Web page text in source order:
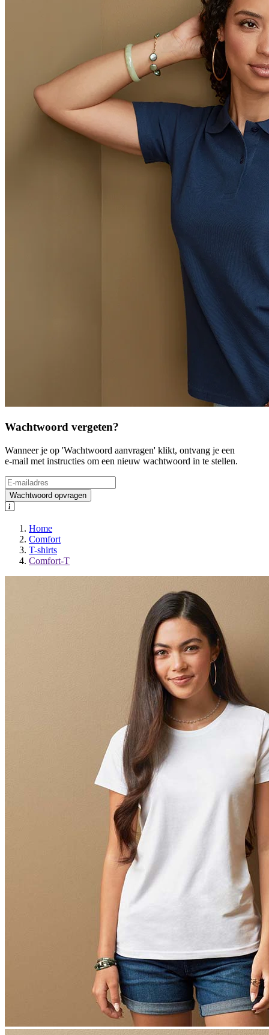
Wachtwoord vergeten?
Wanneer je op 'Wachtwoord aanvragen' klikt, ontvang je een
e-mail met instructies om een nieuw wachtwoord in te stellen.
Wachtwoord opvragen
Home
Comfort
T-shirts
Comfort-T